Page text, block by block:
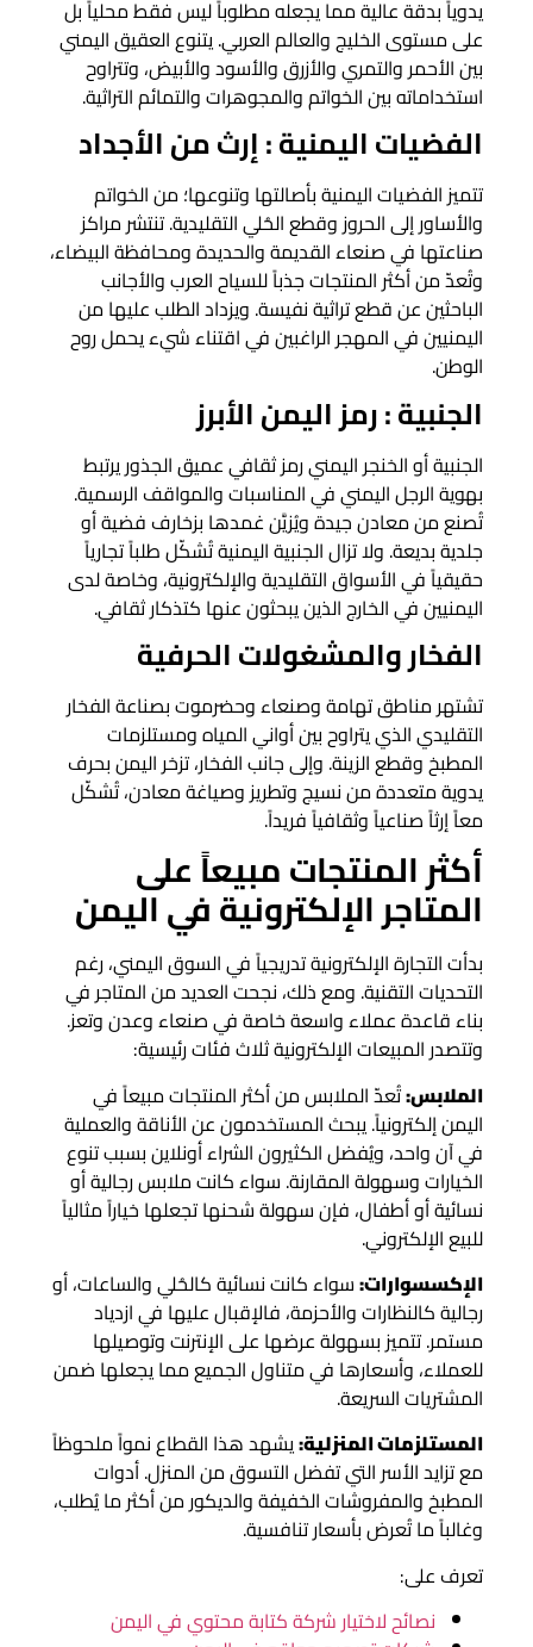
يدوياً بدقة عالية مما يجعله مطلوباً ليس فقط محلياً بل
على مستوى الخليج والعالم العربي. يتنوع العقيق اليمني
بين الأحمر والتمري والأزرق والأسود والأبيض، وتتراوح
استخداماته بين الخواتم والمجوهرات والتمائم التراثية.
الفضيات اليمنية : إرث من الأجداد
تتميز الفضيات اليمنية بأصالتها وتنوعها؛ من الخواتم
والأساور إلى الحروز وقطع الحُلي التقليدية. تنتشر مراكز
صناعتها في صنعاء القديمة والحديدة ومحافظة البيضاء،
وتُعدّ من أكثر المنتجات جذباً للسياح العرب والأجانب
الباحثين عن قطع تراثية نفيسة. ويزداد الطلب عليها من
اليمنيين في المهجر الراغبين في اقتناء شيء يحمل روح
الوطن.
الجنبية : رمز اليمن الأبرز
الجنبية أو الخنجر اليمني رمز ثقافي عميق الجذور يرتبط
بهوية الرجل اليمني في المناسبات والمواقف الرسمية.
تُصنع من معادن جيدة ويُزيَّن غمدها بزخارف فضية أو
جلدية بديعة. ولا تزال الجنبية اليمنية تُشكّل طلباً تجارياً
حقيقياً في الأسواق التقليدية والإلكترونية، وخاصة لدى
اليمنيين في الخارج الذين يبحثون عنها كتذكار ثقافي.
الفخار والمشغولات الحرفية
تشتهر مناطق تهامة وصنعاء وحضرموت بصناعة الفخار
التقليدي الذي يتراوح بين أواني المياه ومستلزمات
المطبخ وقطع الزينة. وإلى جانب الفخار، تزخر اليمن بحرف
يدوية متعددة من نسيج وتطريز وصياغة معادن، تُشكّل
معاً إرثاً صناعياً وثقافياً فريداً.
أكثر المنتجات مبيعاً على
المتاجر الإلكترونية في اليمن
بدأت التجارة الإلكترونية تدريجياً في السوق اليمني، رغم
التحديات التقنية. ومع ذلك، نجحت العديد من المتاجر في
بناء قاعدة عملاء واسعة خاصة في صنعاء وعدن وتعز.
وتتصدر المبيعات الإلكترونية ثلاث فئات رئيسية:
الملابس:تُعدّ الملابس من أكثر المنتجات مبيعاً في
اليمن إلكترونياً. يبحث المستخدمون عن الأناقة والعملية
في آن واحد، ويُفضل الكثيرون الشراء أونلاين بسبب تنوع
الخيارات وسهولة المقارنة. سواء كانت ملابس رجالية أو
نسائية أو أطفال، فإن سهولة شحنها تجعلها خياراً مثالياً
للبيع الإلكتروني.
الإكسسوارات:سواء كانت نسائية كالحُلي والساعات، أو
رجالية كالنظارات والأحزمة، فالإقبال عليها في ازدياد
مستمر. تتميز بسهولة عرضها على الإنترنت وتوصيلها
للعملاء، وأسعارها في متناول الجميع مما يجعلها ضمن
المشتريات السريعة.
المستلزمات المنزلية:يشهد هذا القطاع نمواً ملحوظاً
مع تزايد الأسر التي تفضل التسوق من المنزل. أدوات
المطبخ والمفروشات الخفيفة والديكور من أكثر ما يُطلب،
وغالباً ما تُعرض بأسعار تنافسية.
تعرف على:
نصائح لاختيار شركة كتابة محتوي في اليمن